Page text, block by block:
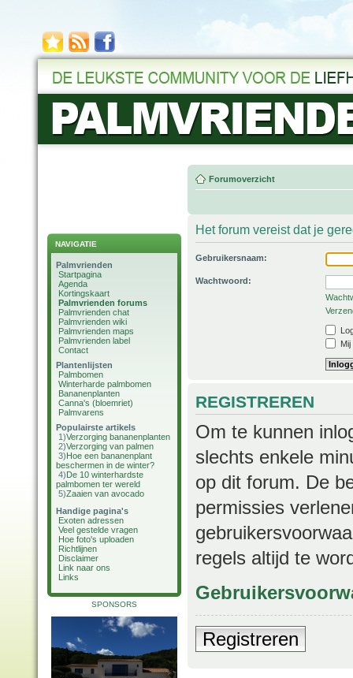
NAVIGATIE
Palmvrienden
Startpagina
Agenda
Kortingskaart
Palmvrienden forums
Palmvrienden chat
Palmvrienden wiki
Palmvrienden maps
Palmvrienden label
Contact
Plantenlijsten
Palmbomen
Winterharde palmbomen
Bananenplanten
Canna's (bloemriet)
Palmvarens
Populairste artikels
1)Verzorging bananenplanten
2)Verzorging van palmen
3)Hoe een bananenplant
beschermen in de winter?
4)De 10 winterhardste
palmbomen ter wereld
5)Zaaien van avocado
Handige pagina's
Exoten adressen
Veel gestelde vragen
Hoe foto's uploaden
Richtlijnen
Disclaimer
Link naar ons
Links
SPONSORS
Forumoverzicht
Het forum vereist dat je
Gebruikersnaam:
Wachtwoord:
REGISTREREN
Om te kunnen
slechts enkele
op dit forum. De
permissies
regels altijd te
Registreren